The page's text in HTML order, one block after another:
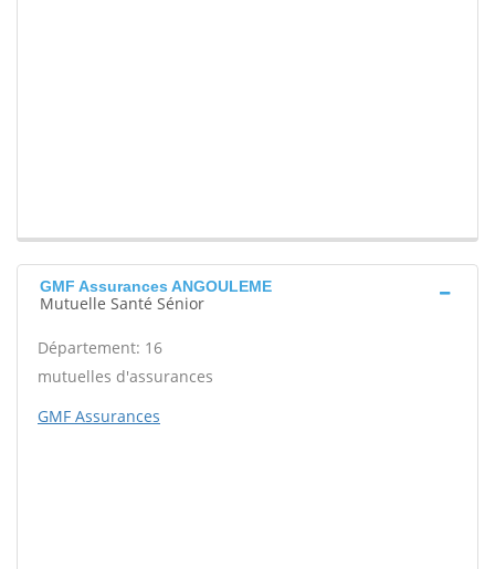
GMF Assurances ANGOULEME
Mutuelle Santé Sénior
Département: 16
mutuelles d'assurances
GMF Assurances